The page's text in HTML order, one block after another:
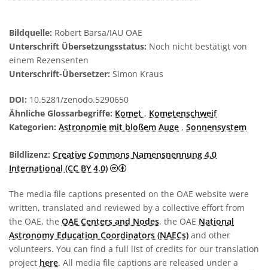
Bildquelle: Robert Barsa/IAU OAE
Unterschrift Übersetzungsstatus: Noch nicht bestätigt von
einem Rezensenten
Unterschrift-Übersetzer: Simon Kraus
DOI: 10.5281/zenodo.5290650
Ähnliche Glossarbegriffe: Komet , Kometenschweif
Kategorien: Astronomie mit bloßem Auge , Sonnensystem
Bildlizenz: Creative Commons Namensnennung 4.0
International (CC BY 4.0)
Creative Commons
The media file captions presented on the OAE website were
written, translated and reviewed by a collective effort from
the OAE, the OAE Centers and Nodes, the OAE National
Astronomy Education Coordinators (NAECs) and other
volunteers. You can find a full list of credits for our translation
project here. All media file captions are released under a